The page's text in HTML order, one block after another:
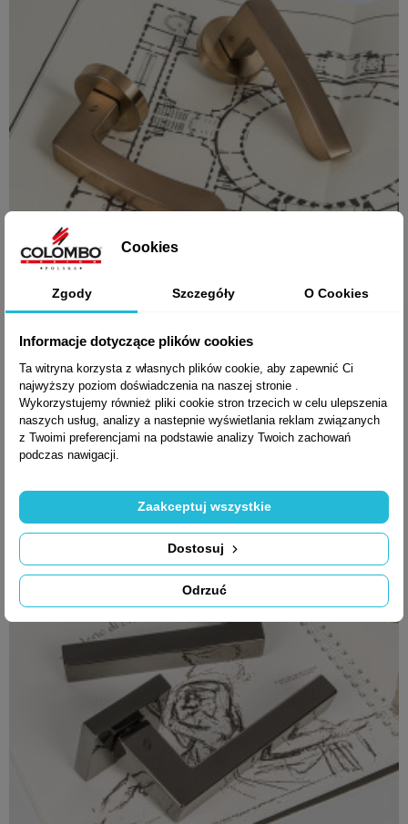
Szybki podgląd
Klamka VIOLA
537,01 zł brutto
Cookies
Zgody Szczegóły O Cookies
Informacje dotyczące plików cookies
Ta witryna korzysta z własnych plików cookie, aby zapewnić Ci
najwyższy poziom doświadczenia na naszej stronie .
Wykorzystujemy również pliki cookie stron trzecich w celu ulepszenia
naszych usług, analizy a nastepnie wyświetlania reklam związanych
z Twoimi preferencjami na podstawie analizy Twoich zachowań
podczas nawigacji.
Odrzuć
Dostosuj
Zaakceptuj wszystkie